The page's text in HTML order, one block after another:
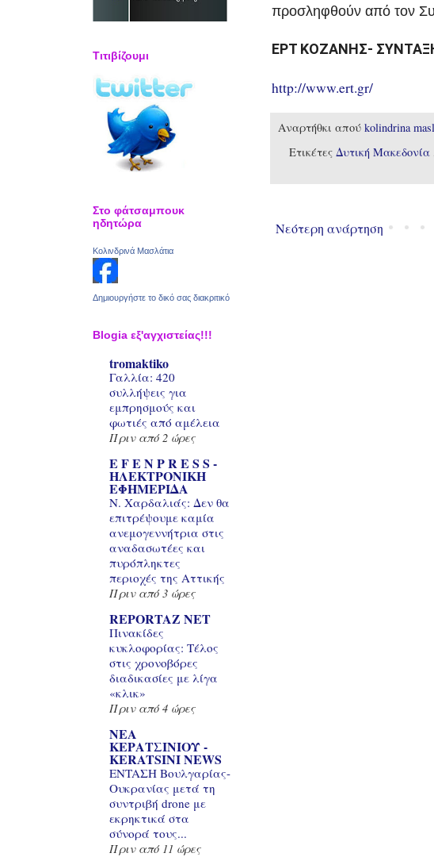
προσληφθούν από τον
ΕΡΤ ΚΟΖΑΝΗΣ-
http://www.ert.gr/
Αναρτήθκι απού kolindrina
Ετικέτες Δυτική Μακεδονία
Νεότερη ανάρτηση
Τιτιβίζουμι
Στο φάτσαμπουκ
ηδητώρα
Κολινδρινά Μασλάτια
Δημιουργήστε το δικό σας διακριτικό
Blogia εξ'αγχιστείας!!!
tromaktiko
Γαλλία: 420
συλλήψεις για
εμπρησμούς και
φωτιές από αμέλεια
Πριν από 2 ώρες
E F E N P R E S S -
ΗΛΕΚΤΡΟΝΙΚΗ
ΕΦΗΜΕΡΙΔΑ
Ν. Χαρδαλιάς: Δεν θα
επιτρέψουμε καμία
ανεμογεννήτρια στις
αναδασωτέες και
πυρόπληκτες
περιοχές της Αττικής
Πριν από 3 ώρες
REPORTAZ NET
Πινακίδες
κυκλοφορίας: Τέλος
στις χρονοβόρες
διαδικασίες με λίγα
«κλικ»
Πριν από 4 ώρες
ΝΕΑ
ΚΕΡΑΤΣΙΝΙΟΥ -
KERATSINI NEWS
ENTAΣΗ Βουλγαρίας-
Ουκρανίας μετά τη
συντριβή drone με
εκρηκτικά στα
σύνορά τους...
Πριν από 11 ώρες